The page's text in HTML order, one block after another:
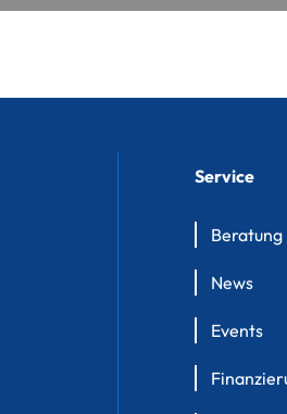
Service
Beratung
News
Events